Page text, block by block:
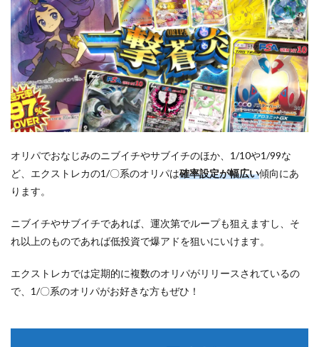
オリパでおなじみのニブイチやサブイチのほか、1/10や1/99な
ど、エクストレカの1/〇系のオリパは確率設定が幅広い傾向にあ
ります。
ニブイチやサブイチであれば、運次第でループも狙えますし、そ
れ以上のものであれば低投資で爆アドを狙いにいけます。
エクストレカでは定期的に複数のオリパがリリースされているの
で、1/〇系のオリパがお好きな方もぜひ！